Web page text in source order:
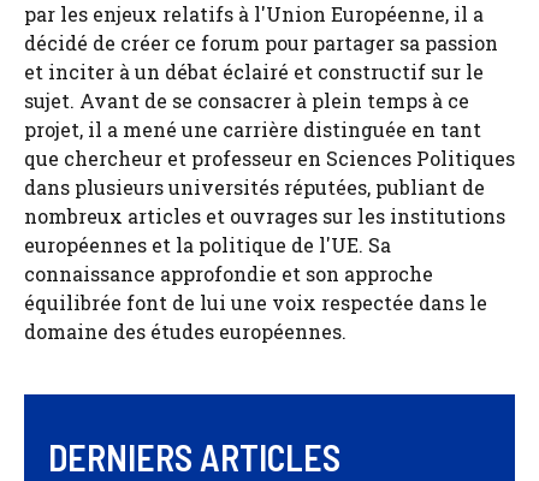
par les enjeux relatifs à l'Union Européenne, il a
décidé de créer ce forum pour partager sa passion
et inciter à un débat éclairé et constructif sur le
sujet. Avant de se consacrer à plein temps à ce
projet, il a mené une carrière distinguée en tant
que chercheur et professeur en Sciences Politiques
dans plusieurs universités réputées, publiant de
nombreux articles et ouvrages sur les institutions
européennes et la politique de l'UE. Sa
connaissance approfondie et son approche
équilibrée font de lui une voix respectée dans le
domaine des études européennes.
DERNIERS ARTICLES